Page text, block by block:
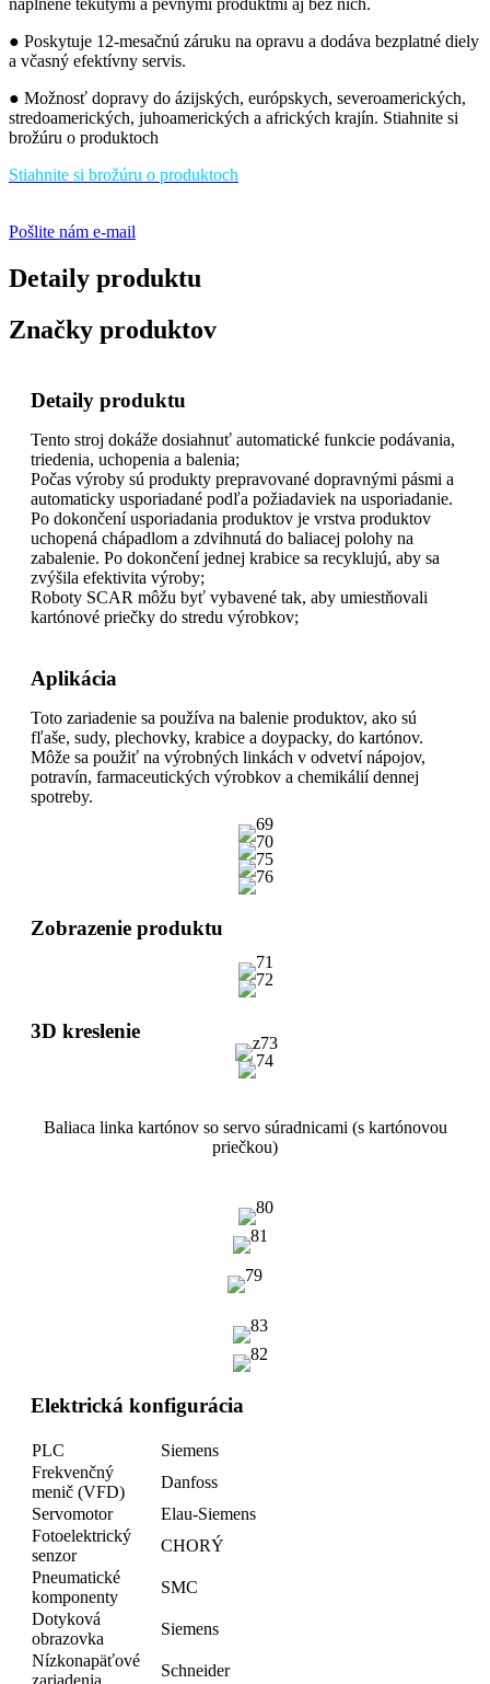
naplnené tekutými a pevnými produktmi aj bez nich.
● Poskytuje 12-mesačnú záruku na opravu a dodáva bezplatné diely
a včasný efektívny servis.
● Možnosť dopravy do ázijských, európskych, severoamerických,
stredoamerických, juhoamerických a afrických krajín. Stiahnite si
brožúru o produktoch
Stiahnite si brožúru o produktoch
Pošlite nám e-mail
Detaily produktu
Značky produktov
Detaily produktu
Tento stroj dokáže dosiahnuť automatické funkcie podávania,
triedenia, uchopenia a balenia;
Počas výroby sú produkty prepravované dopravnými pásmi a
automaticky usporiadané podľa požiadaviek na usporiadanie.
Po dokončení usporiadania produktov je vrstva produktov
uchopená chápadlom a zdvihnutá do baliacej polohy na
zabalenie. Po dokončení jednej krabice sa recyklujú, aby sa
zvýšila efektivita výroby;
Roboty SCAR môžu byť vybavené tak, aby umiestňovali
kartónové priečky do stredu výrobkov;
Aplikácia
Toto zariadenie sa používa na balenie produktov, ako sú
fľaše, sudy, plechovky, krabice a doypacky, do kartónov.
Môže sa použiť na výrobných linkách v odvetví nápojov,
potravín, farmaceutických výrobkov a chemikálií dennej
spotreby.
Zobrazenie produktu
3D kreslenie
Baliaca linka kartónov so servo súradnicami (s kartónovou
priečkou)
Elektrická konfigurácia
PLC
Siemens
Frekvenčný
menič (VFD)
Danfoss
Servomotor
Elau-Siemens
Fotoelektrický
senzor
CHORÝ
Pneumatické
komponenty
SMC
Dotyková
obrazovka
Siemens
Nízkonapäťové
Schneider